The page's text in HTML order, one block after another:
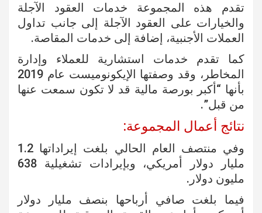
تقدم هذه المجموعة خدمات العقود الآجلة
والخيارات على العقود الآجلة إلى جانب تداول
العملات الأجنبية، إضافة إلى خدمات المقاصة.
كما تقدم خدمات استشارية للعملاء وإدارة
المخاطر، وقد وصفتها الإيكونوميست عام 2019
بأنها “أكبر بورصة مالية قد لا تكون سمعت عنها
من قبل”.
نتائج أعمال المجموعة:
وفي منتصف العام الحالي بلغت إيراداتها 1.2
مليار دولار أمريكي، وبإيرادات تشغيلية 638
مليون دولار.
فيما بلغت صافي أرباحها بنصف مليار دولار